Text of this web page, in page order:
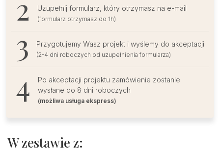
Uzupełnij formularz, który otrzymasz na e-mail
(formularz otrzymasz do 1h)
Przygotujemy Wasz projekt i wyślemy do akceptacji
(2-4 dni roboczych od uzupełnienia formularza)
Po akceptacji projektu zamówienie zostanie
wysłane do 8 dni roboczych
(możliwa usługa ekspress)
W zestawie z: